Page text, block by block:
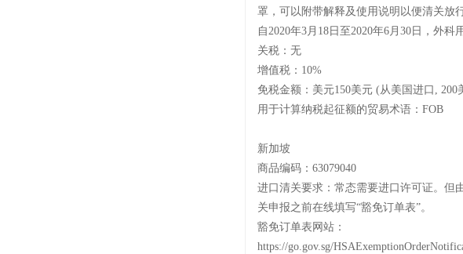
罩，可以附带解释及使用说明以便清关放
自2020年3月18日至2020年6月30日，外
关税：无
增值税： 10%
免税金额：美元150美元 (从美国进口, 200
用于计算纳税起征额的贸易术语： FOB
新加坡
商品编码： 63079040
进口清关要求：常态需要进口许可证。但
关申报之前在线填写“豁免订单表”。
豁免订单表网站：
https://go.gov.sg/